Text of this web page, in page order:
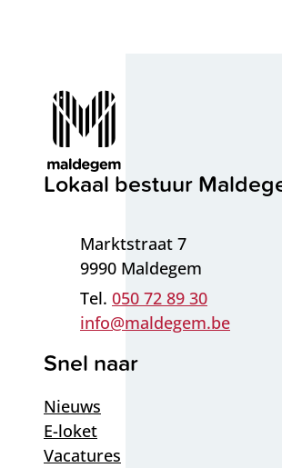
Contact & openingsuren
Lokaal bestuur
AdresMarktstraat 7
,9990 Maldegem
050 72 89 30
E-mailinfo@maldegem.be
Snel naar
Nieuws
E-loket
Vacatures